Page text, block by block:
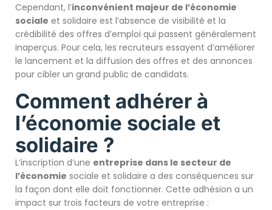
Cependant, l’inconvénient majeur de l’économie
sociale et solidaire est l’absence de visibilité et la
crédibilité des offres d’emploi qui passent généralement
inaperçus. Pour cela, les recruteurs essayent d’améliorer
le lancement et la diffusion des offres et des annonces
pour cibler un grand public de candidats.
Comment adhérer à
l’économie sociale et
solidaire ?
L’inscription d’une entreprise dans le secteur de
l’économie sociale et solidaire a des conséquences sur
la façon dont elle doit fonctionner. Cette adhésion a un
impact sur trois facteurs de votre entreprise :